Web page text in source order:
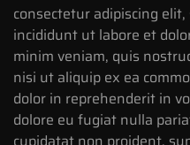
consectetur adipiscing
incididunt ut labore et
minim veniam, quis
nisi ut aliquip ex ea
dolor in reprehenderit in
dolore eu fugiat nulla